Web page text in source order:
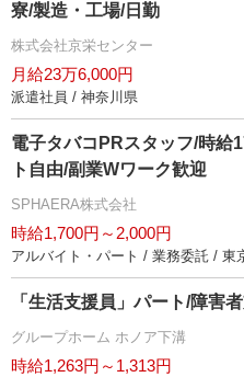
寮/製造・工場/日勤
株式会社京栄センター
月給23万6,000円
派遣社員 / 神奈川県
電子タバコPRスタッフ/時給
ト自由/副業Wワーク歓迎
SPHAERA株式会社
時給1,700円～2,000円
アルバイト・パート / 業務委託 / 東
「生活支援員」パート/障害
グループホーム ホノア下溝
時給1,263円～1,313円